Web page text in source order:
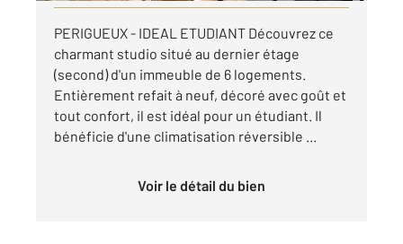
PERIGUEUX - IDEAL ETUDIANT Découvrez ce
charmant studio situé au dernier étage
(second) d'un immeuble de 6 logements.
Entièrement refait à neuf, décoré avec goût et
tout confort, il est idéal pour un étudiant. Il
bénéficie d'une climatisation réversible ...
Voir le détail du bien